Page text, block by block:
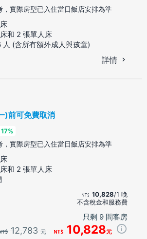
，實際房型已入住當日飯店安排為準
和 2 張單人床
人 (含所有額外成人與孩童)
詳情
)前可免費取消
，實際房型已入住當日飯店安排為準
和 2 張單人床
10,828/1 晚
不含稅金和服務費
只剩 9 間客房
12,783元 10,828元